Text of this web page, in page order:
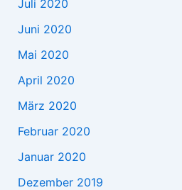
Juli 2020
Juni 2020
Mai 2020
April 2020
März 2020
Februar 2020
Januar 2020
Dezember 2019